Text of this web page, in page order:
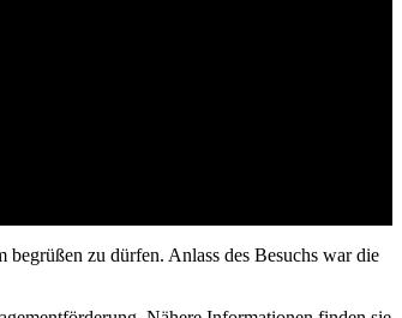
begrüßen zu dürfen. Anlass des Besuchs war die